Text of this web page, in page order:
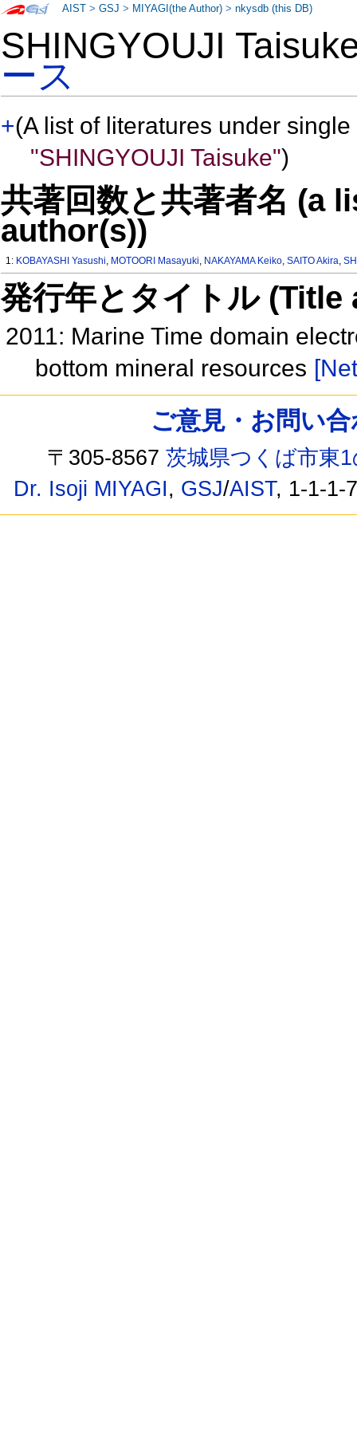
SHINGYOUJI
ース
+(A list of literatures under
"SHINGYOUJI Taisuke")
共著回数と共著者名 (a
author(s))
1: KOBAYASHI Yasushi, MOTOORI Masayuki, NAKAYAMA Keiko,SAITO Akira,
発行年とタイトル
2011: Marine Time domain
bottom mineral resources
AIST >GSJ > MIYAGI(the Author) >nkysdb (this DB)
ご意見・お問い
〒305-8567茨城県つくば市東
Dr. Isoji MIYAGI, GSJ/AIST, 1-1-1-